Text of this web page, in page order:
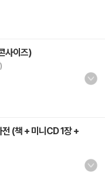
사이즈)
(책 + 미니CD 1장 +